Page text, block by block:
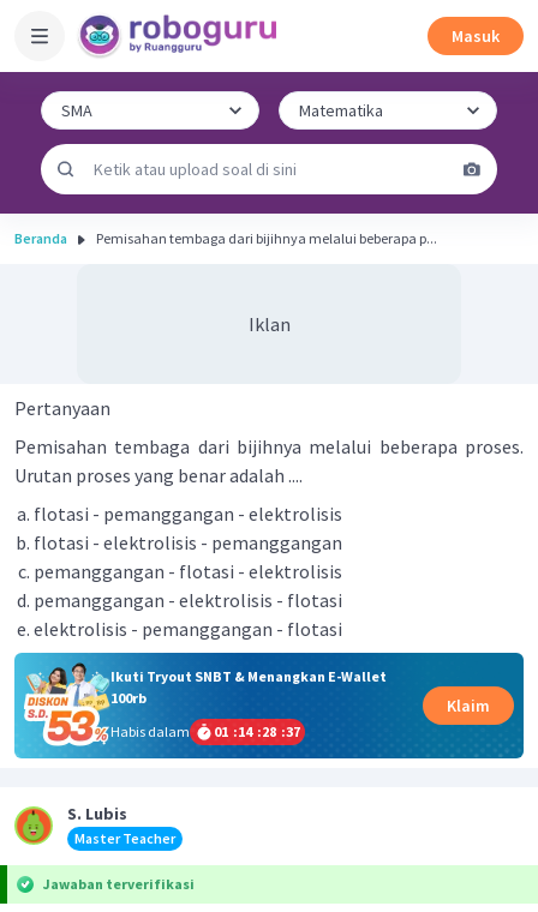
Masuk
Beranda Pemisahan tembaga dari bijihnya melalui beberapa p...
Iklan
Pertanyaan
Pemisahan tembaga dari bijihnya melalui beberapa proses.
Urutan proses yang benar adalah ....
flotasi - pemanggangan - elektrolisis
flotasi - elektrolisis - pemanggangan
pemanggangan - flotasi - elektrolisis
pemanggangan - elektrolisis - flotasi
elektrolisis - pemanggangan - flotasi
Ikuti Tryout SNBT & Menangkan E-Wallet
100rb
Habis dalam
01 :14 :28 :37
Klaim
S. Lubis
Master Teacher
Jawaban terverifikasi